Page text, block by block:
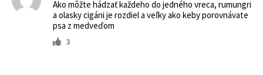
Ako môžte hádzať každeho do jedného vreca, rumungri
a olasky cigáni je rozdiel a veľky ako keby porovnávate
psa z medveďom
3